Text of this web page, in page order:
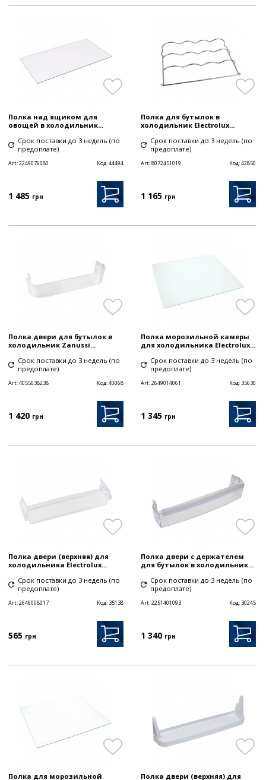
Полка над ящиком для
овощей в холодильник...
Срок поставки до 3 недель (по
предоплате)
Art:2249076080 Код:44494
1 485 грн
Полка для бутылок в
холодильник Electrolux...
Срок поставки до 3 недель (по
предоплате)
Art:8072451019 Код:42850
1 165 грн
Полка двери для бутылок в
холодильник Zanussi...
Срок поставки до 3 недель (по
предоплате)
Art:4055038238 Код:40068
1 420 грн
Полка морозильной камеры
для холодильника Electrolux...
Срок поставки до 3 недель (по
предоплате)
Art:2649014061 Код: 35630
1 345 грн
Полка двери (верхняя) для
холодильника Electrolux...
Срок поставки до 3 недель (по
предоплате)
Art:2646008017 Код: 35138
565 грн
Полка двери с держателем
для бутылок в холодильник...
Срок поставки до 3 недель (по
предоплате)
Art:2251401093 Код: 30245
1 340 грн
Полка для морозильной Полка двери (верхняя) для